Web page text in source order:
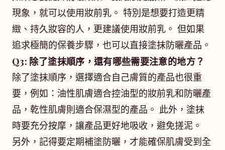
現象，就可以使用妝前乳。 特別是想要打造更精
緻、持久妝容的人，更建議使用妝前乳。 但如果
追求極簡的保養步驟，也可以直接塗抹防曬產品。
Q3: 除了塗抹順序，還有哪些需要注意的地方？
除了塗抹順序，選擇適合自己膚質的產品也很重
要，例如：油性肌膚適合控油型的妝前乳和防曬產
品，乾性肌膚則適合保濕型的產品。 此外，塗抹
時要充分按摩，讓產品更好地吸收，避免搓泥。
另外，記得要定期補塗防曬，才能確保肌膚受到全